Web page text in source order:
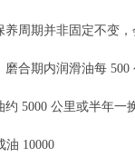
周期并非固定不变，
合期内润滑油每 500
5000 公里或半年一
油 10000